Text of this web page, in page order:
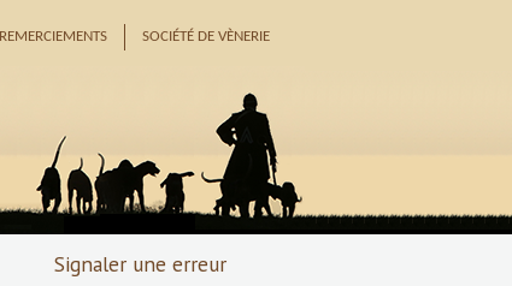
REMERCIEMENTS SOCIÉTÉ DE VÈNERIE
Signaler une erreur